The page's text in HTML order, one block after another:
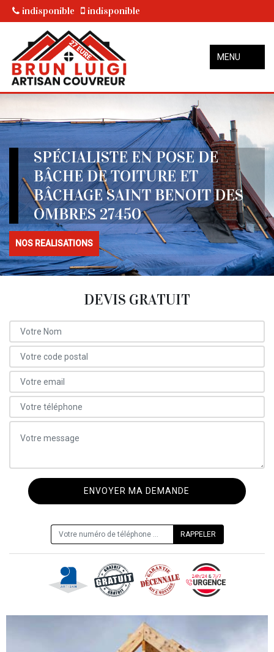
indisponible indisponible
MENU
SPÉCIALISTE EN POSE DE
BÂCHE DE TOITURE ET
BÂCHAGE SAINT BENOIT DES
OMBRES 27450
NOS REALISATIONS
DEVIS GRATUIT